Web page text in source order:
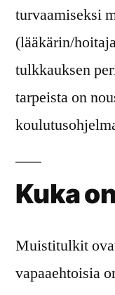
turvaamiseksi
(lääkärin/
tulkkauksen
tarpeista on
Kuka
Muistitulkit
vapaaehtoisia